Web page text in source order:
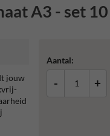
A3 - set
Aantal:
- +
jouw